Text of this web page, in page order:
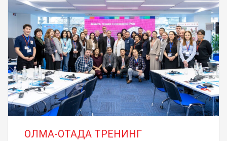
ОЛМА-ОТАДА ТРЕНИНГ